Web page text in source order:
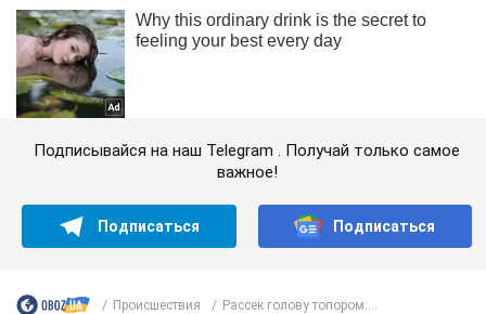
Подписывайся на наш Telegram . Получай только самое
важное!
Подписаться Подписаться
Происшествия Рассек голову топором:...